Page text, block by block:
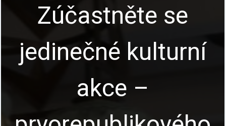
Zúčastněte se
jedinečné kulturní
akce –